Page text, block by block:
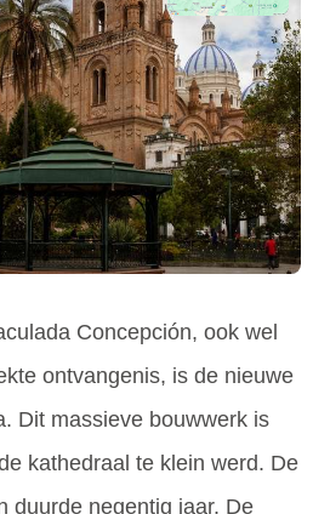
Concepción, ook wel
ontvangenis, is de nieuwe
Dit massieve bouwwerk is
kathedraal te klein werd. De
duurde negentig jaar. De